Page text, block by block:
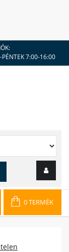
PÉNTEK 7:00-16:00
0 TERMÉK